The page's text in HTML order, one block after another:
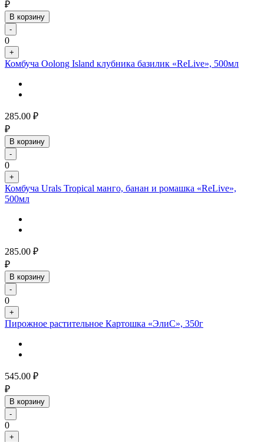
₽
В корзину
-
0
+
Комбуча Oolong Island клубника базилик «ReLive», 500мл
285.00 ₽
₽
В корзину
-
0
+
Комбуча Urals Tropical манго, банан и ромашка «ReLive»,
500мл
285.00 ₽
₽
В корзину
-
0
+
Пирожное растительное Картошка «ЭлиС», 350г
545.00 ₽
₽
В корзину
-
0
+